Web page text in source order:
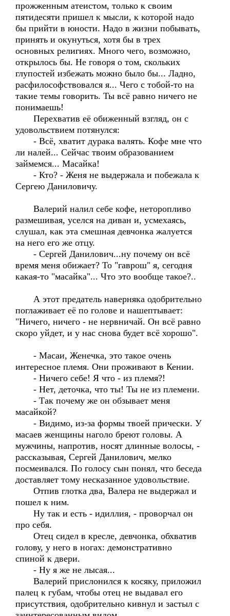
прожженным атеистом, только к своим
пятидесяти пришел к мысли, к которой надо
бы прийти в юности. Надо в жизни побывать,
принять и окунуться, хотя бы в трех
основных религиях. Много чего, возможно,
открылось бы. Не говоря о том, скольких
глупостей избежать можно было бы... Ладно,
расфилософствовался я... Чего с тобой-то на
такие темы говорить. Ты всё равно ничего не
понимаешь!
Перехватив её обиженный взгляд, он с
удовольствием потянулся:
- Всё, хватит дурака валять. Кофе мне что
ли налей... Сейчас твоим образованием
займемся... Масайка!
- Кто? - Женя не выдержала и побежала к
Сергею Даниловичу.
Валерий налил себе кофе, неторопливо
размешивая, уселся на диван и, усмехаясь,
слушал, как эта смешная девчонка жалуется
на него его же отцу.
- Сергей Данилович...ну почему он всё
время меня обижает? То "гаврош" я, сегодня
какая-то "масайка"... Что это вообще такое?..
А этот предатель наверняка одобрительно
поглаживает её по голове и нашептывает:
"Ничего, ничего - не нервничай. Он всё равно
скоро уйдет, и у нас снова будет всё хорошо".
- Масаи, Женечка, это такое очень
интересное племя. Они проживают в Кении.
- Ничего себе! Я что - из племя?!
- Нет, деточка, что ты! Ты не из племени.
- Так почему же он обзывает меня
масайкой?
- Видимо, из-за формы твоей прически. У
масаев женщины наголо бреют головы. А
мужчины, напротив, носят длинные волосы, -
рассказывая, Сергей Данилович, мелко
посмеивался. По голосу сын понял, что беседа
доставляет тому несказанное удовольствие.
Отпив глотка два, Валера не выдержал и
пошел к ним.
Ну так и есть - идиллия, - проворчал он
про себя.
Отец сидел в кресле, девчонка, обхватив
голову, у него в ногах: демонстративно
спиной к двери.
- Ну я же не лысая...
Валерий прислонился к косяку, приложил
палец к губам, чтобы отец не выдавал его
присутствия, одобрительно кивнул и застыл с